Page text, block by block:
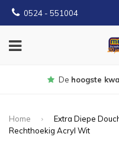
0524 - 551004
Gratis
Home
Extra Diepe
Rechthoekig Acryl Wit